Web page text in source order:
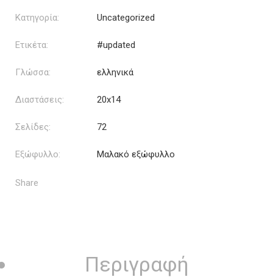
Κατηγορία: Uncategorized
Ετικέτα: #updated
Γλώσσα: ελληνικά
Διαστάσεις: 20x14
Σελίδες: 72
Εξώφυλλο: Μαλακό εξώφυλλο
Share
Περιγραφή